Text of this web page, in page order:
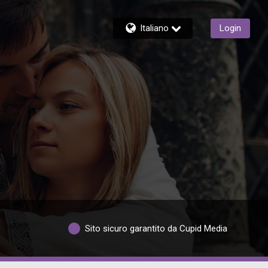
Italiano Login
Sito sicuro garantito da Cupid Media